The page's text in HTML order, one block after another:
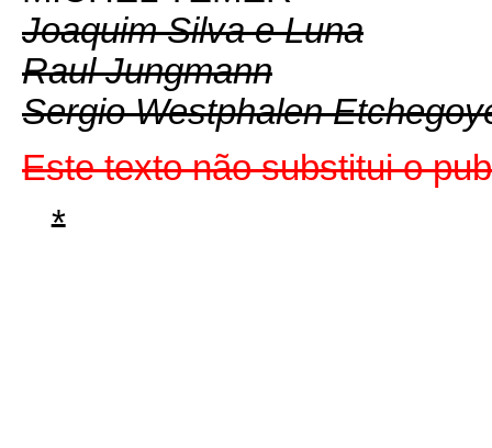
Joaquim Silva e Luna
Raul Jungmann
Sergio Westphalen
Este texto não substitui o
*